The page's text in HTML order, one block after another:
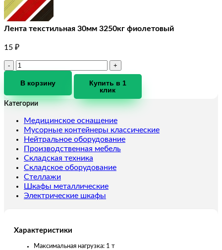
Лента текстильная 30мм 3250кг фиолетовый
15 ₽
Количество
Лента
30мм
фиолетовый
В корзину
Купить в 1
клик
Категории
Медицинское оснащение
Мусорные контейнеры классические
Нейтральное оборудование
Производственная мебель
Складская техника
Складское оборудование
Стеллажи
Шкафы металлические
Электрические шкафы
Характеристики
Максимальная нагрузка: 1 т